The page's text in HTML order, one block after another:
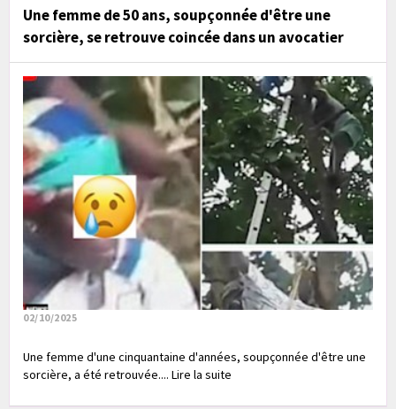
Une femme de 50 ans, soupçonnée d'être une
sorcière, se retrouve coincée dans un avocatier
02/10/2025
Une femme d'une cinquantaine d'années, soupçonnée d'être une
sorcière, a été retrouvée.... Lire la suite